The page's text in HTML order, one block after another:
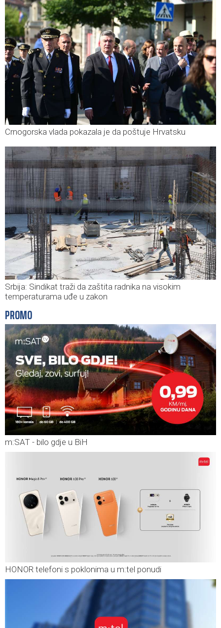
Crnogorska vlada pokazala je da poštuje Hrvatsku
Srbija: Sindikat traži da zaštita radnika na visokim
temperaturama uđe u zakon
PROMO
m:SAT - bilo gdje u BiH
HONOR telefoni s poklonima u m:tel ponudi